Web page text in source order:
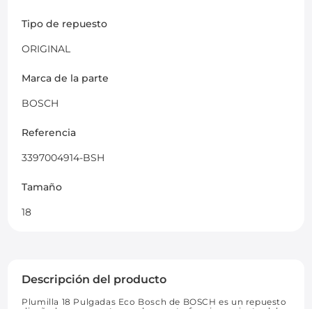
Tipo de repuesto
ORIGINAL
Marca de la parte
BOSCH
Referencia
3397004914-BSH
Tamaño
18
Descripción del producto
Plumilla 18 Pulgadas Eco Bosch de BOSCH es un repuesto